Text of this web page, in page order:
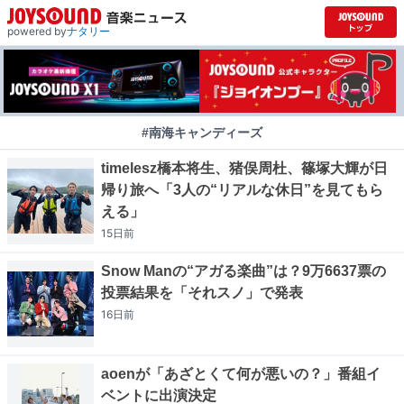
powered byナタリー
#南海キャンディーズ
timelesz橋本将生、猪俣周杜、篠塚大輝が日
帰り旅へ「3人の“リアルな休日”を見てもら
える」
15日前
Snow Manの“アガる楽曲”は？9万6637票の
投票結果を「それスノ」で発表
16日前
aoenが「あざとくて何が悪いの？」番組イ
ベントに出演決定